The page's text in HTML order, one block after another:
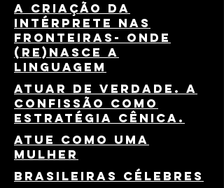
A criação da
intérprete nas
fronteiras- onde
(re)nasce a
linguagem
atuar de verdade. a
confissão como
estratégia cênica.
Atue como uma
mulher
Brasileiras Célebres